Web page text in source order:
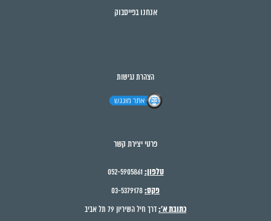
אנחנו בפייסבוק
הצהרת נגישות
פרטי יצירת קשר
טלפון:
פקס:
כתובת א': דרך חיל השיריון 79 תל אביב